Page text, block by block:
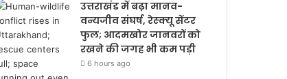
उत्तराखंड में बढ़ा मानव-
वन्यजीव संघर्ष, रेस्क्यू सेंटर
फुल; आदमखोर जानवरों को
रखने की जगह भी कम पड़ी
6 hours ago